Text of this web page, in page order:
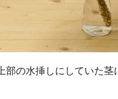
部の水挿しにしていた茎